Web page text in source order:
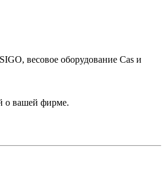
весовое оборудование Cas и
о вашей фирме.